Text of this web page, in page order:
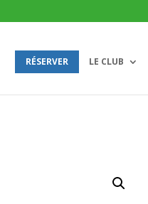
RÉSERVER LE CLUB